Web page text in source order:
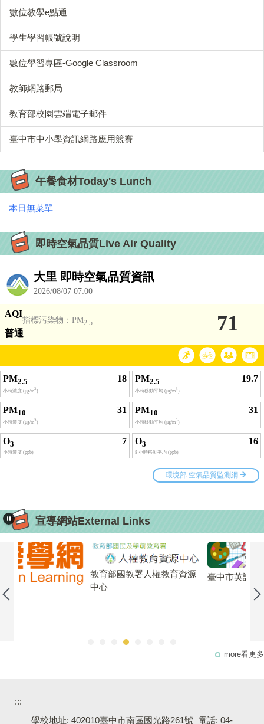
數位教學e點通
學生學習帳號說明
數位學習專區-Google Classroom
教師網路郵局
教育部校園雲端電子郵件
臺中市中小學資訊網路應用競賽
午餐食材Today's Lunch
本日無菜單
即時空氣品質Live Air Quality
宣導網站External Links
教育部國教署人權教育資源
臺中市英語教學資源中心
more看更多
:::
學校地址: 402010臺中市南區國光路261號 電話: 04-